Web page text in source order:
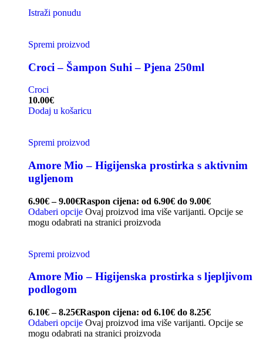
Istraži ponudu
Spremi proizvod
Croci – Šampon Suhi – Pjena 250ml
Croci
10.00€
Dodaj u košaricu
Spremi proizvod
Amore Mio – Higijenska prostirka s aktivnim
ugljenom
6.90€ – 9.00€Raspon cijena: od 6.90€ do 9.00€
Odaberi opcije Ovaj proizvod ima više varijanti. Opcije se
mogu odabrati na stranici proizvoda
Spremi proizvod
Amore Mio – Higijenska prostirka s ljepljivom
podlogom
6.10€ – 8.25€Raspon cijena: od 6.10€ do 8.25€
Odaberi opcije Ovaj proizvod ima više varijanti. Opcije se
mogu odabrati na stranici proizvoda